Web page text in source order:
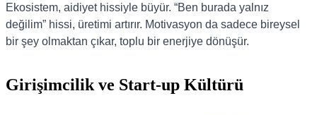
Ekosistem, aidiyet hissiyle büyür. “Ben burada yalnız
değilim” hissi, üretimi artırır. Motivasyon da sadece bireysel
bir şey olmaktan çıkar, toplu bir enerjiye dönüşür.
Girişimcilik ve Start-up Kültürü